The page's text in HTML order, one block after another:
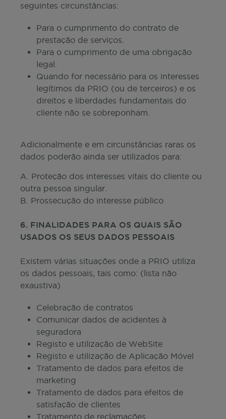
seguintes circunstâncias:
Para o cumprimento do contrato de
prestação de serviços.
Para o cumprimento de uma obrigação
legal.
Quando for necessário para os interesses
legítimos da PRIO (ou de terceiros) e os
direitos e liberdades fundamentais do
cliente não se sobreponham.
Adicionalmente e em circunstâncias raras os
dados poderão ainda ser utilizados para:
A. Proteção dos interesses vitais do cliente ou
outra pessoa singular.
B. Prossecução do interesse público
6. FINALIDADES PARA OS QUAIS SÃO
USADOS OS SEUS DADOS PESSOAIS
Existem várias situações onde a PRIO utiliza
os dados pessoais, tais como: (lista não
exaustiva)
Celebração de contratos
Comunicar dados de acidentes à
seguradora
Registo e utilização de WebSite
Registo e utilização de Aplicação Móvel
Tratamento de dados para efeitos de
marketing
Tratamento de dados para efeitos de
satisfação de clientes
Tratamento de reclamações